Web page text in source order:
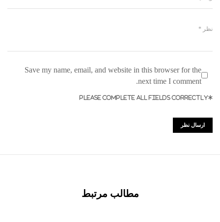
Save my name, email, and website in this browser for the
next time I comment.
*PLEASE COMPLETE ALL FIELDS CORRECTLY
مطالب مرتبط